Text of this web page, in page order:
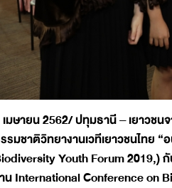
มษายน 2562/ ปทุมธานี – เยาวชน
รมชาติวิทยางานเวทีเยาวชนไทย
Youth Forum 2019,)
น International Conference on